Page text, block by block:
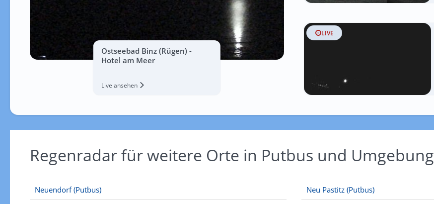
Ostseebad Binz (Rügen) -
Hotel am Meer
Live ansehen
LIVE
Regenradar für weitere Orte in Putbus und Umgebung
Neuendorf (Putbus)
Neu Pastitz (Putbus)